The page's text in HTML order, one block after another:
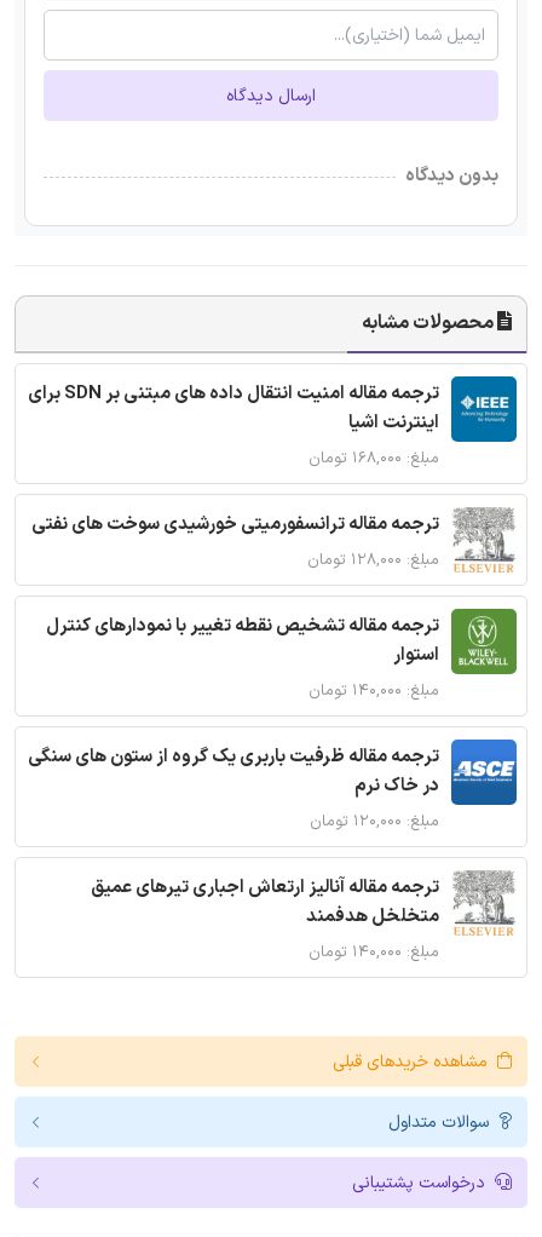
ارسال دیدگاه
بدون دیدگاه
محصولات مشابه
ترجمه مقاله امنیت انتقال داده های مبتنی بر SDN برای
اینترنت اشیا
مبلغ: ۱۶۸,۰۰۰ تومان
ترجمه مقاله ترانسفورمیتی خورشیدی سوخت های نفتی
مبلغ: ۱۲۸,۰۰۰ تومان
ترجمه مقاله تشخیص نقطه تغییر با نمودارهای کنترل
استوار
مبلغ: ۱۴۰,۰۰۰ تومان
ترجمه مقاله ظرفیت باربری یک گروه از ستون های سنگی
در خاک نرم
مبلغ: ۱۲۰,۰۰۰ تومان
ترجمه مقاله آنالیز ارتعاش اجباری تیرهای عمیق
متخلخل هدفمند
مبلغ: ۱۴۰,۰۰۰ تومان
مشاهده خریدهای قبلی
سوالات متداول
درخواست پشتیبانی